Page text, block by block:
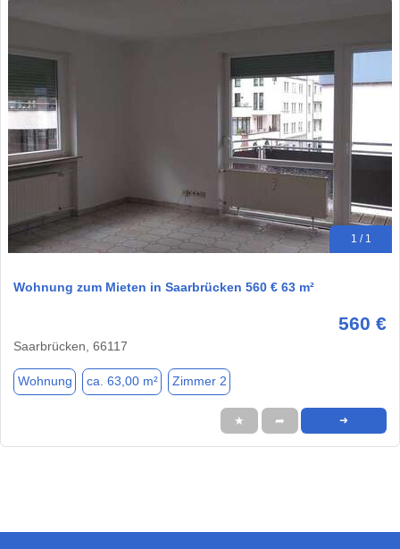
1 / 1
Wohnung zum Mieten in Saarbrücken 560 € 63 m²
560 €
Saarbrücken, 66117
Wohnung ca. 63,00 m² Zimmer 2
★ ➦ ➜